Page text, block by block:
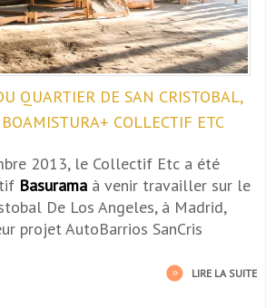
QUARTIER DE SAN CRISTOBAL,
COLLECTIF ETC
2013, le Collectif Etc a été
Basurama à venir travailler sur le
De Los Angeles, à Madrid,
projet AutoBarrios SanCris
LIRE LA SUITE